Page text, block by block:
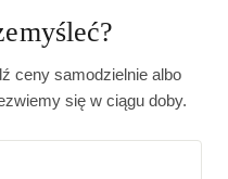
ceny samodzielnie albo
się w ciągu doby.